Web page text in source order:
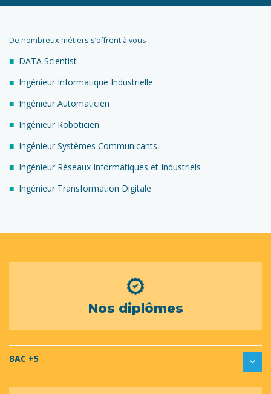
De nombreux métiers s’offrent à vous :
DATA Scientist
Ingénieur Informatique Industrielle
Ingénieur Automaticien
Ingénieur Roboticien
Ingénieur Systèmes Communicants
Ingénieur Réseaux Informatiques et Industriels
Ingénieur Transformation Digitale
Nos diplômes
BAC +5